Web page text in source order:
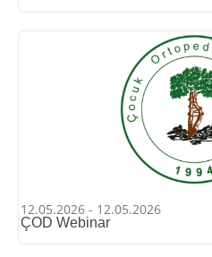
12.05.2026 - 12.05.2026
ÇOD Webinar